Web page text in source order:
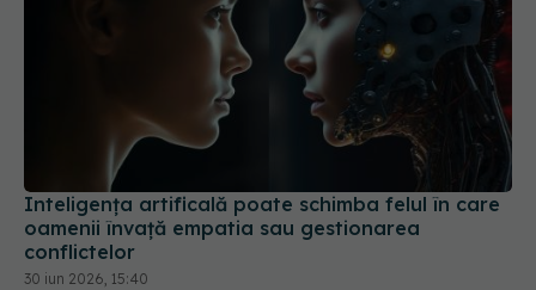
Inteligența artificală poate schimba felul în care
oamenii învață empatia sau gestionarea
conflictelor
30 iun 2026, 15:40